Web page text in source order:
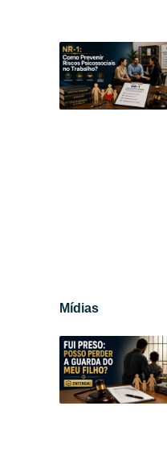
Mídias